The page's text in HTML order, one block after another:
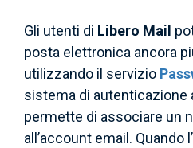
Gli utenti di Libero Mail
posta elettronica ancora
utilizzando il servizio
sistema di autenticazione
permette di associare un
all’account email. Quando